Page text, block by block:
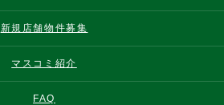
新規店舗物件募集
マスコミ紹介
FAQ